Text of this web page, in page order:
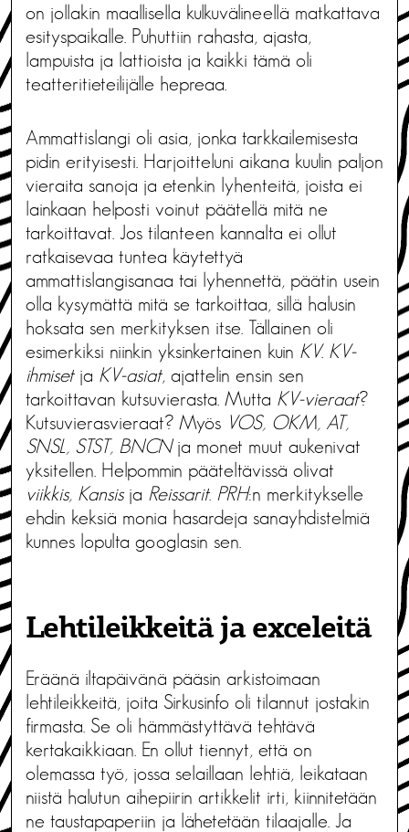
on jollakin maallisella kulkuvälineellä matkattava
esityspaikalle. Puhuttiin rahasta, ajasta,
lampuista ja lattioista ja kaikki tämä oli
teatteritieteilijälle hepreaa.
Ammattislangi oli asia, jonka tarkkailemisesta
pidin erityisesti. Harjoitteluni aikana kuulin paljon
vieraita sanoja ja etenkin lyhenteitä, joista ei
lainkaan helposti voinut päätellä mitä ne
tarkoittavat. Jos tilanteen kannalta ei ollut
ratkaisevaa tuntea käytettyä
ammattislangisanaa tai lyhennettä, päätin usein
olla kysymättä mitä se tarkoittaa, sillä halusin
hoksata sen merkityksen itse. Tällainen oli
esimerkiksi niinkin yksinkertainen kuin KV. KV-
ihmisetja KV-asiat, ajattelin ensin sen
tarkoittavan kutsuvierasta. Mutta KV-vieraat?
Kutsuvierasvieraat? Myös VOS, OKM, AT,
SNSL, STST, BNCNja monet muut aukenivat
yksitellen. Helpommin pääteltävissä olivat
viikkis, Kansisja Reissarit. PRH:n merkitykselle
ehdin keksiä monia hasardeja sanayhdistelmiä
kunnes lopulta googlasin sen.
Lehtileikkeitä ja exceleitä
Eräänä iltapäivänä pääsin arkistoimaan
lehtileikkeitä, joita Sirkusinfo oli tilannut jostakin
firmasta. Se oli hämmästyttävä tehtävä
kertakaikkiaan. En ollut tiennyt, että on
olemassa työ, jossa selaillaan lehtiä, leikataan
niistä halutun aihepiirin artikkelit irti, kiinnitetään
ne taustapaperiin ja lähetetään tilaajalle. Ja